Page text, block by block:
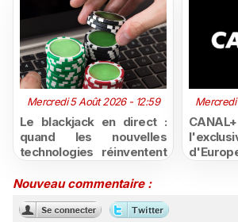
Mercredi 5 Août 2026 - 12:59
Le blackjack en direct :
quand les nouvelles
technologies réinventent
ligne
Nouveau commentaire :